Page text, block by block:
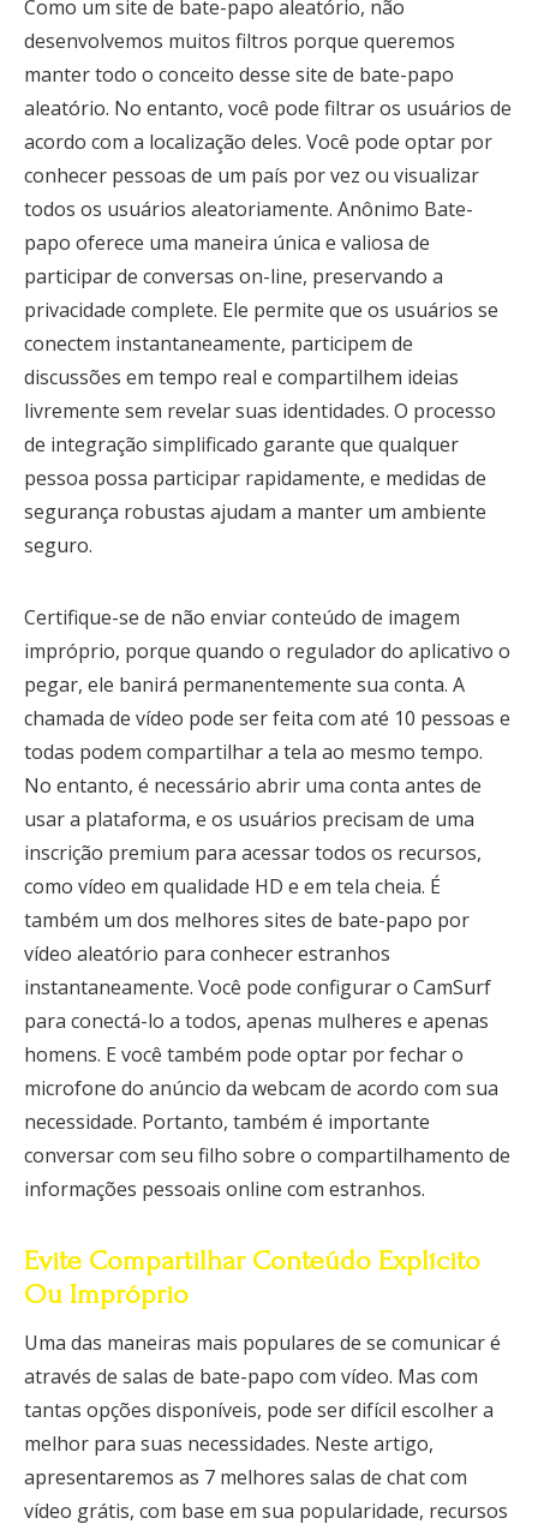
Como um site de bate-papo aleatório, não
desenvolvemos muitos filtros porque queremos
manter todo o conceito desse site de bate-papo
aleatório. No entanto, você pode filtrar os usuários de
acordo com a localização deles. Você pode optar por
conhecer pessoas de um país por vez ou visualizar
todos os usuários aleatoriamente. Anônimo Bate-
papo oferece uma maneira única e valiosa de
participar de conversas on-line, preservando a
privacidade complete. Ele permite que os usuários se
conectem instantaneamente, participem de
discussões em tempo real e compartilhem ideias
livremente sem revelar suas identidades. O processo
de integração simplificado garante que qualquer
pessoa possa participar rapidamente, e medidas de
segurança robustas ajudam a manter um ambiente
seguro.
Certifique-se de não enviar conteúdo de imagem
impróprio, porque quando o regulador do aplicativo o
pegar, ele banirá permanentemente sua conta. A
chamada de vídeo pode ser feita com até 10 pessoas e
todas podem compartilhar a tela ao mesmo tempo.
No entanto, é necessário abrir uma conta antes de
usar a plataforma, e os usuários precisam de uma
inscrição premium para acessar todos os recursos,
como vídeo em qualidade HD e em tela cheia. É
também um dos melhores sites de bate-papo por
vídeo aleatório para conhecer estranhos
instantaneamente. Você pode configurar o CamSurf
para conectá-lo a todos, apenas mulheres e apenas
homens. E você também pode optar por fechar o
microfone do anúncio da webcam de acordo com sua
necessidade. Portanto, também é importante
conversar com seu filho sobre o compartilhamento de
informações pessoais online com estranhos.
Evite Compartilhar Conteúdo Explícito
Ou Impróprio
Uma das maneiras mais populares de se comunicar é
através de salas de bate-papo com vídeo. Mas com
tantas opções disponíveis, pode ser difícil escolher a
melhor para suas necessidades. Neste artigo,
apresentaremos as 7 melhores salas de chat com
vídeo grátis, com base em sua popularidade, recursos